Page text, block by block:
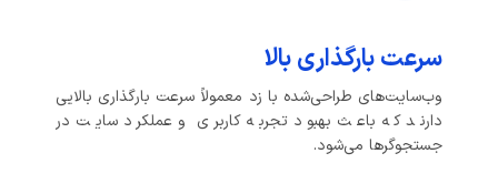
سرعت بارگذاری بالا
وب‌سایت‌های طراحی‌شده با زد معمولاً سرعت بارگذاری بالایی
دارند که باعث بهبود تجربه کاربری و عملکرد سایت در
جستجوگرها می‌شود.